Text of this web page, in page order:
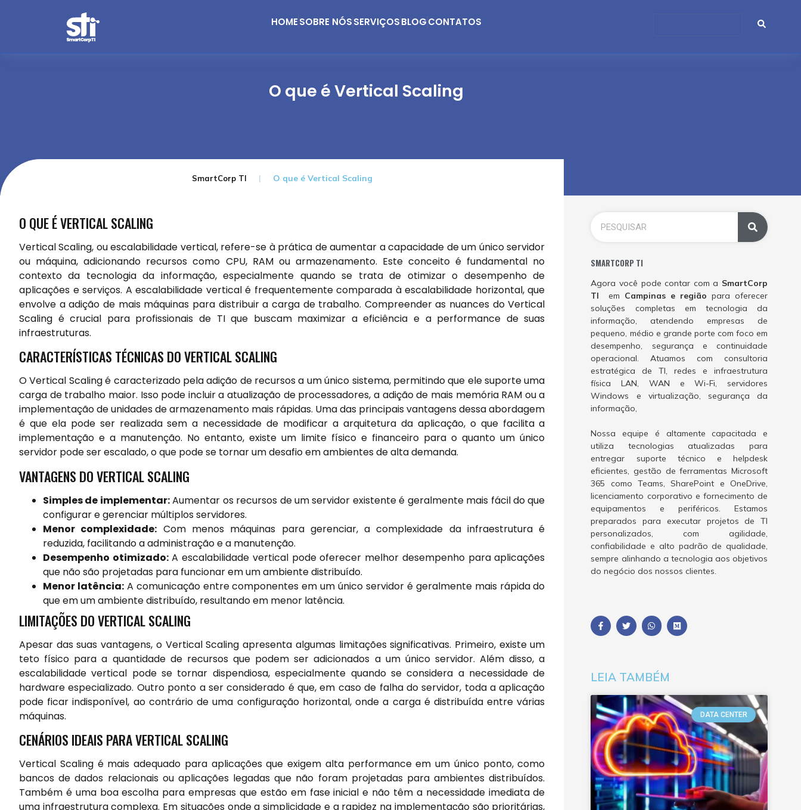
HOMESOBRE NÓSSERVIÇOSBLOGCONTATOS
O que é Vertical Scaling
SmartCorp TI O que é Vertical Scaling
O QUE É VERTICAL SCALING
Vertical Scaling, ou escalabilidade vertical, refere-se à prática de aumentar a capacidade de um único servidor
ou máquina, adicionando recursos como CPU, RAM ou armazenamento. Este conceito é fundamental no
contexto da tecnologia da informação, especialmente quando se trata de otimizar o desempenho de
aplicações e serviços. A escalabilidade vertical é frequentemente comparada à escalabilidade horizontal, que
envolve a adição de mais máquinas para distribuir a carga de trabalho. Compreender as nuances do Vertical
Scaling é crucial para profissionais de TI que buscam maximizar a eficiência e a performance de suas
infraestruturas.
CARACTERÍSTICAS TÉCNICAS DO VERTICAL SCALING
O Vertical Scaling é caracterizado pela adição de recursos a um único sistema, permitindo que ele suporte uma
carga de trabalho maior. Isso pode incluir a atualização de processadores, a adição de mais memória RAM ou a
implementação de unidades de armazenamento mais rápidas. Uma das principais vantagens dessa abordagem
é que ela pode ser realizada sem a necessidade de modificar a arquitetura da aplicação, o que facilita a
implementação e a manutenção. No entanto, existe um limite físico e financeiro para o quanto um único
servidor pode ser escalado, o que pode se tornar um desafio em ambientes de alta demanda.
VANTAGENS DO VERTICAL SCALING
Simples de implementar:Aumentar os recursos de um servidor existente é geralmente mais fácil do que
configurar e gerenciar múltiplos servidores.
Menor complexidade: Com menos máquinas para gerenciar, a complexidade da infraestrutura é
reduzida, facilitando a administração e a manutenção.
Desempenho otimizado:A escalabilidade vertical pode oferecer melhor desempenho para aplicações
que não são projetadas para funcionar em um ambiente distribuído.
Menor latência:A comunicação entre componentes em um único servidor é geralmente mais rápida do
que em um ambiente distribuído, resultando em menor latência.
LIMITAÇÕES DO VERTICAL SCALING
Apesar das suas vantagens, o Vertical Scaling apresenta algumas limitações significativas. Primeiro, existe um
teto físico para a quantidade de recursos que podem ser adicionados a um único servidor. Além disso, a
escalabilidade vertical pode se tornar dispendiosa, especialmente quando se considera a necessidade de
hardware especializado. Outro ponto a ser considerado é que, em caso de falha do servidor, toda a aplicação
pode ficar indisponível, ao contrário de uma configuração horizontal, onde a carga é distribuída entre várias
máquinas.
CENÁRIOS IDEAIS PARA VERTICAL SCALING
Vertical Scaling é mais adequado para aplicações que exigem alta performance em um único ponto, como
bancos de dados relacionais ou aplicações legadas que não foram projetadas para ambientes distribuídos.
Também é uma boa escolha para empresas que estão em fase inicial e não têm a necessidade imediata de
uma infraestrutura complexa. Em situações onde a simplicidade e a rapidez na implementação são prioritárias,
SMARTCORP TI
Agora você pode contar com a SmartCorp
TI em Campinas e região para oferecer
soluções completas em tecnologia da
informação, atendendo empresas de
pequeno, médio e grande porte com foco em
desempenho, segurança e continuidade
operacional. Atuamos com consultoria
estratégica de TI, redes e infraestrutura
física LAN, WAN e Wi-Fi, servidores
Windows e virtualização, segurança da
informação,
Nossa equipe é altamente capacitada e
utiliza tecnologias atualizadas para
entregar suporte técnico e helpdesk
eficientes, gestão de ferramentas Microsoft
365 como Teams, SharePoint e OneDrive,
licenciamento corporativo e fornecimento de
equipamentos e periféricos. Estamos
preparados para executar projetos de TI
personalizados, com agilidade,
confiabilidade e alto padrão de qualidade,
sempre alinhando a tecnologia aos objetivos
do negócio dos nossos clientes.
LEIA TAMBÉM
DATA CENTER